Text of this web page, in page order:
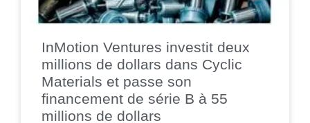
InMotion Ventures investit deux
millions de dollars dans Cyclic
Materials et passe son
financement de série B à 55
millions de dollars